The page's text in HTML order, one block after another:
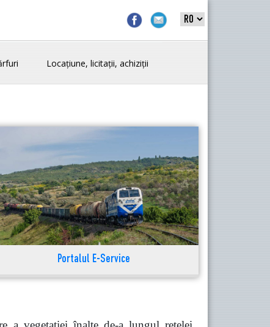
Locațiune, licitații, achiziții
Portalul E-Service